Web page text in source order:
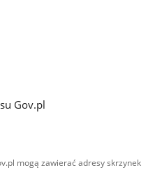
Gov.pl
mogą zawierać adresy skrzynek